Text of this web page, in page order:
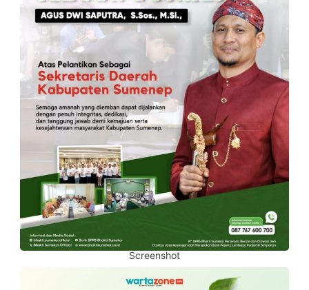
Screenshot